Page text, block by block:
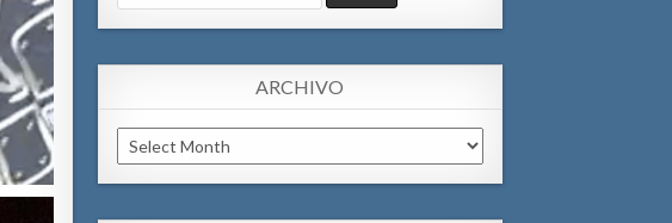
for:
ARCHIVO
Archivo